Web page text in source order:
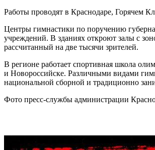
Работы проводят в Краснодаре, Горячем
Центры гимнастики по поручению
учреждений. В зданиях откроют залы с
рассчитанный на две тысячи зрителей.
В регионе работает спортивная школа
и Новороссийске. Различными видами
национальной сборной и традиционно
Фото пресс-службы администрации